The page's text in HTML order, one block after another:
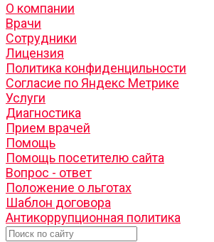
О компании
Врачи
Сотрудники
Лицензия
Политика конфиденцильности
Согласие по Яндекс Метрике
Услуги
Диагностика
Прием врачей
Помощь
Помощь посетителю сайта
Вопрос - ответ
Положение о льготах
Шаблон договора
Антикоррупционная политика